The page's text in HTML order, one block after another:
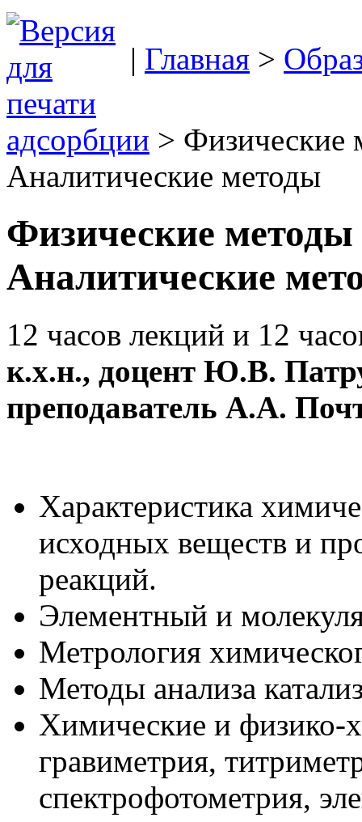
| Главная >
адсорбции > Физические
Аналитические методы
Физические методы
Аналитические
12 часов лекций и 12
к.х.н., доцент Ю.В.
преподаватель А.А.
Характеристика
исходных веществ и
реакций.
Элементный и
Метрология
Методы анализа
Химические и физико-
гравиметрия,
спектрофотометрия,